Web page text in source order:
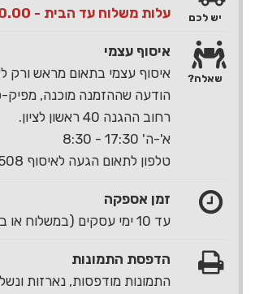
עלות משלוח עד הבית - 30.00 ש"ח בלבד
איסוף עצמי
איסוף עצמי בתאום מראש ורק
הודעה שההזמנה מוכנה,
רחוב ההגנה 40 ראשון לציון.
א'-ה' 17:30 - 8:30
טלפון לתאום הגעה לאיסוף 1-700-501-508
זמן אספקה
עד 10 ימי עסקים (במשלוח או באיסוף עצמי)
הדפסת התמונות
התמונות מודפסות, נארזות
יש לכם
שאלה?